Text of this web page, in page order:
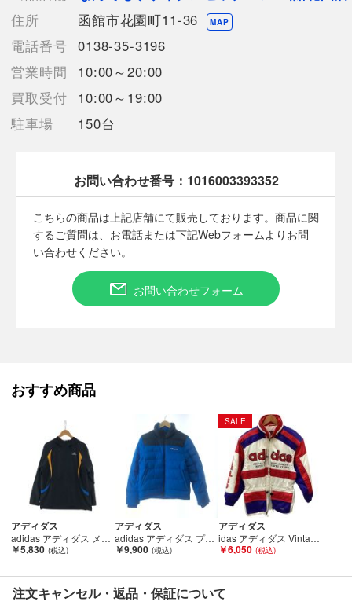
【使用予定配送業者】佐川急便 飛脚宅配便100サイズ
【こちらの商品は在庫連動システムを導入し、店頭や他ネットシ
ョップと併売を行なっておりますが、タイミングによりシステム
の反映が間に合わず欠品となってしまう場合がございます。
売切れの場合は、ご購入をキャンセルさせていただく場合がござ
います。】
毛玉や色褪せがあります。
汚れ、使用感があります。
サイズは平置きでの計測となっております。
商品画像に関しては出来る限り忠実に表示出来るよう努めており
ますが、実際の商品と比較し色味に若干の誤差が生じる場合があ
りますこと予めご了承ください。
店頭との併売商品のため、記載に無い細かなキズ、汚れが見受け
られるなど多少商品状態が変化する場合がございます。
人の手を経た商品です。
■弊社（株式会社オカモト）を装った偽装サイトにご注意くださ
弊社（株式会社オカモト）の商品画像や文章を無断盗用した『偽
装サイト』を確認しておりますが、
当店とは一切関係がございませんのでご注意ください。
住所
函館市花園町11-36 MAP
電話番号 0138-35-3196
営業時間
10:00～20:00
買取受付
10:00～19:00
駐車場
150台
お問い合わせ番号： 1016003393352
こちらの商品は上記店舗にて販売しております。商品に関
するご質問は、お電話または下記Webフォームよりお問
い合わせください。
お問い合わせフォーム
おすすめ商品
アディダス
adidas アディダス メンズ ジャケット アノラックパーカー サイズM ブラック×オレンジ Bランク
￥5,830
アディダス
adidas アディダス プレステージ シンセティック メンズ 中綿ジャケット サイズXS AB7874 ブルー×ネイビー Bランク
￥9,900
SALE
アディダス
idas アディダス Vintage ヴィンテージ 古着 メンズ ジャンパー SIZE S Cランク
￥6,050
注文キャンセル・返品・保証について